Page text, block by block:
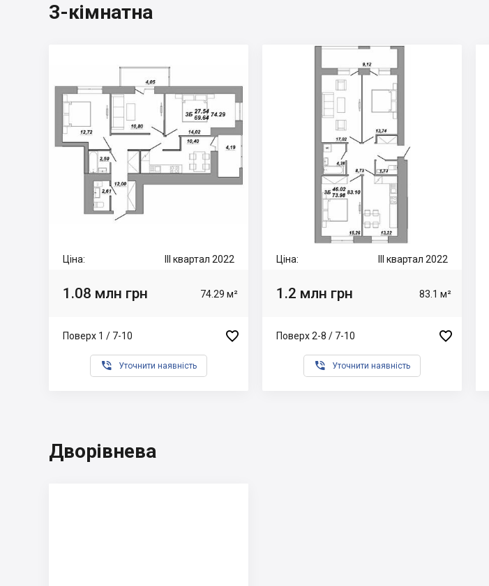
3-кімнатна
Ціна: III квартал 2022
1.08 млн грн 74.29 м²
Поверх 1 / 7-10 
 Уточнити наявність
Ціна: III квартал 2022
1.2 млн грн 83.1 м²
Поверх 2-8 / 7-10 
 Уточнити наявність
Дворівнева